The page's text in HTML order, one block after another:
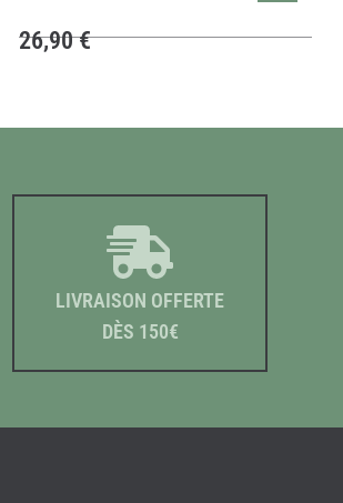
26,90€
LIVRAISON OFFERTE
DÈS 150€